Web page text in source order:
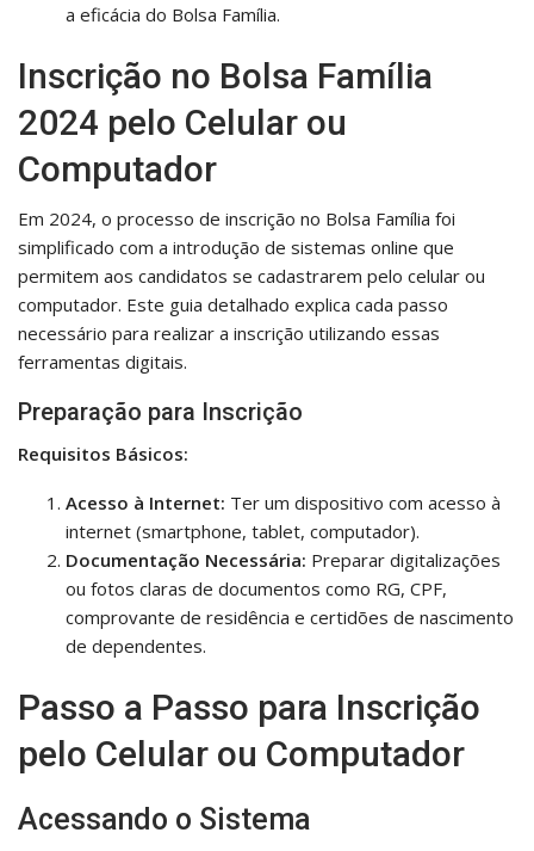
a eficácia do Bolsa Família.
Inscrição no Bolsa Família
2024 pelo Celular ou
Computador
Em 2024, o processo de inscrição no Bolsa Família foi
simplificado com a introdução de sistemas online que
permitem aos candidatos se cadastrarem pelo celular ou
computador. Este guia detalhado explica cada passo
necessário para realizar a inscrição utilizando essas
ferramentas digitais.
Preparação para Inscrição
Requisitos Básicos:
Acesso à Internet: Ter um dispositivo com acesso à
internet (smartphone, tablet, computador).
Documentação Necessária: Preparar digitalizações
ou fotos claras de documentos como RG, CPF,
comprovante de residência e certidões de nascimento
de dependentes.
Passo a Passo para Inscrição
pelo Celular ou Computador
Acessando o Sistema